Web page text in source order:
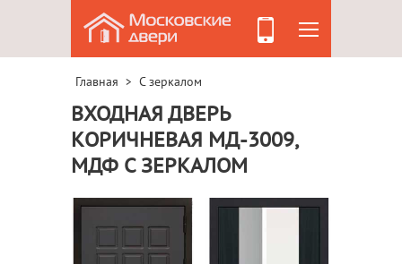
Главная > С зеркалом
ВХОДНАЯ ДВЕРЬ
КОРИЧНЕВАЯ МД-3009,
МДФ С ЗЕРКАЛОМ